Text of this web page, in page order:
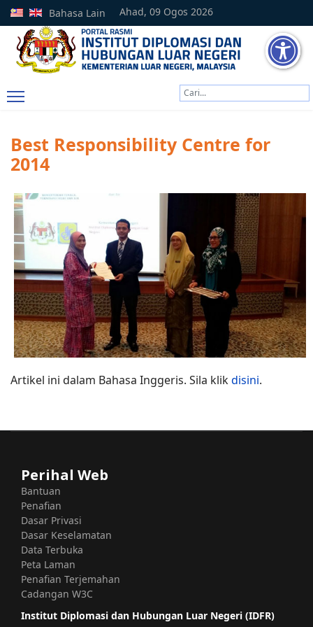
Ahad, 09 Ogos 2026
Bahasa Lain
Best Responsibility Centre for
2014
Artikel ini dalam Bahasa Inggeris. Sila klikdisini.
Perihal Web
Bantuan
Penafian
Dasar Privasi
Dasar Keselamatan
Data Terbuka
Peta Laman
Penafian Terjemahan
Cadangan W3C
Institut Diplomasi dan Hubungan Luar Negeri (IDFR)